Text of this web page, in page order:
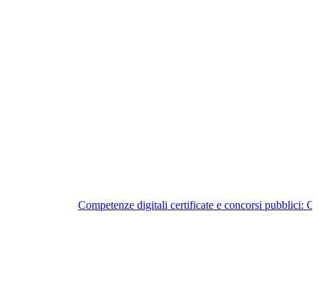
Competenze digitali certificate e concorsi pubblici: